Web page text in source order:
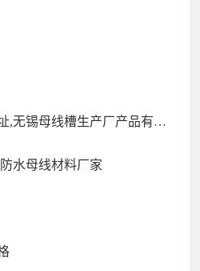
,无锡母线槽生产厂产品有哪
水母线材料厂家